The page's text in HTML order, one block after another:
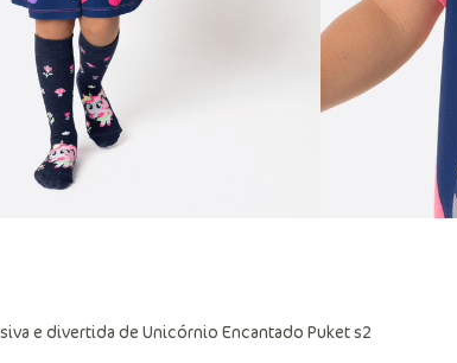
e divertida de Unicórnio Encantado Puket s2